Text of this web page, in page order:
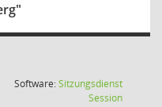
Software:Sitzungsdienst
Session(Wird in